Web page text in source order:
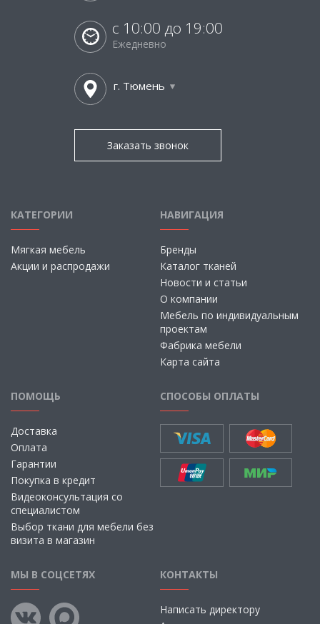
с 10:00 до 19:00
Ежедневно
г. Тюмень
Заказать звонок
КАТЕГОРИИ
Мягкая мебель
Акции и распродажи
НАВИГАЦИЯ
Бренды
Каталог тканей
Новости и статьи
О компании
Мебель по индивидуальным
проектам
Фабрика мебели
Карта сайта
ПОМОЩЬ
Доставка
Оплата
Гарантии
Покупка в кредит
Видеоконсультация со
специалистом
Выбор ткани для мебели без
визита в магазин
СПОСОБЫ ОПЛАТЫ
МЫ В СОЦСЕТЯХ КОНТАКТЫ
Написать директору